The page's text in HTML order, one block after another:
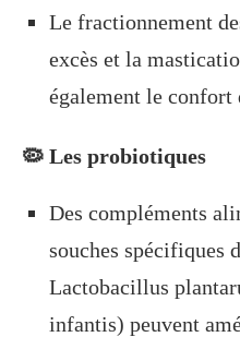
Le fractionnement
excès et la
également le confort
🦠 Les probiotiques
Des compléments
souches spécifiques
Lactobacillus
infantis) peuvent